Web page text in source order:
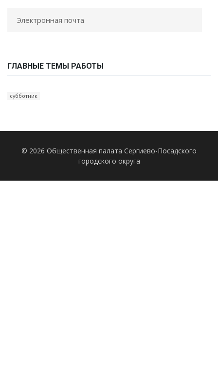
ГЛАВНЫЕ ТЕМЫ РАБОТЫ
субботник
© 2026 Общественная палата Сергиево-Посадского
городского округа